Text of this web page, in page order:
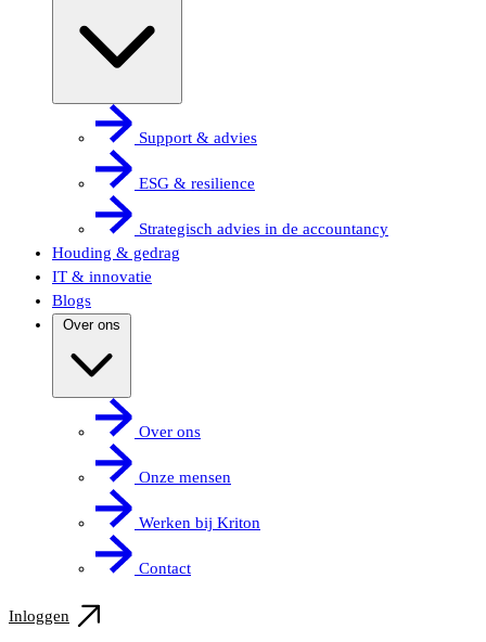
Support & advies
ESG & resilience
Strategisch advies in de accountancy
Houding & gedrag
IT & innovatie
Blogs
Over ons
Over ons
Onze mensen
Werken bij Kriton
Contact
Inloggen